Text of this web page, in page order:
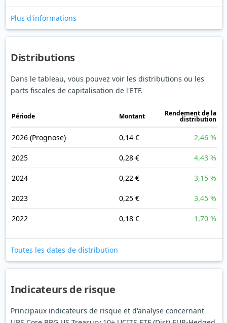
Plus d'informations
Distributions
Dans le tableau, vous pouvez voir les distributions ou les
parts fiscales de capitalisation de l'ETF.
Période Montant Rendement de la
distribution
2026 (Prognose) 0,14 € 2,46 %
2025 0,28 € 4,43 %
2024 0,22 € 3,15 %
2023 0,25 € 3,45 %
2022 0,18 € 1,70 %
Toutes les dates de distribution
Indicateurs de risque
Principaux indicateurs de risque et d'analyse concernant